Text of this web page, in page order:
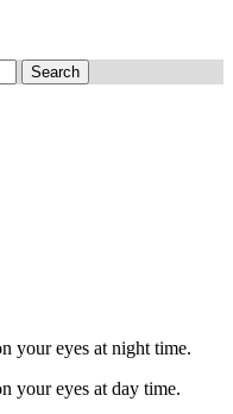
Search
your eyes at night time.
your eyes at day time.